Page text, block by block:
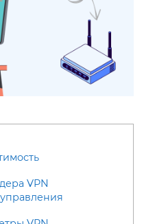
VPN